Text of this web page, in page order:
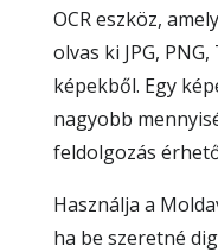
OCR eszköz,
olvas ki JPG, PNG,
képekből. Egy
nagyobb
feldolgozás
Használja a
ha be szeretné